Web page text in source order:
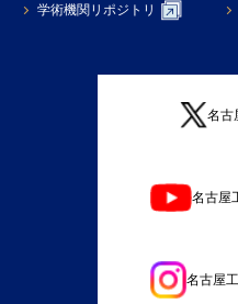
学術機関リポジトリ
名古
名古屋
名古屋